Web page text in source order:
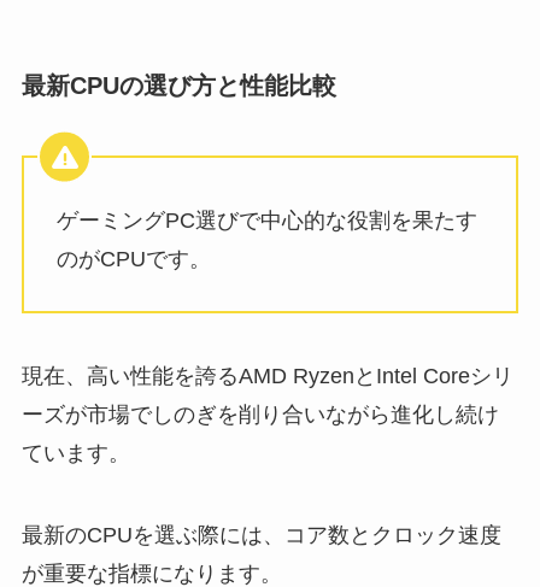
最新CPUの選び方と性能比較
ゲーミングPC選びで中心的な役割を果たす
のがCPUです。
現在、高い性能を誇るAMD RyzenとIntel Coreシリ
ーズが市場でしのぎを削り合いながら進化し続け
ています。
最新のCPUを選ぶ際には、コア数とクロック速度
が重要な指標になります。